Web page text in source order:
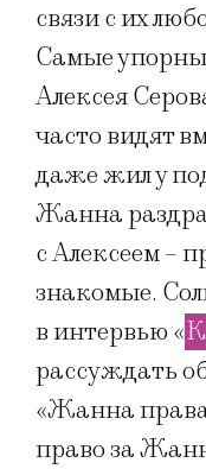
связи с их
Самые
Алексея
часто видят
даже жил у
Жанна
с Алексеем –
знакомые.
в интервью «
рассуждать
«Жанна
право за